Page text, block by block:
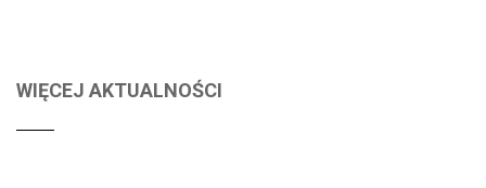
WIĘCEJ AKTUALNOŚCI